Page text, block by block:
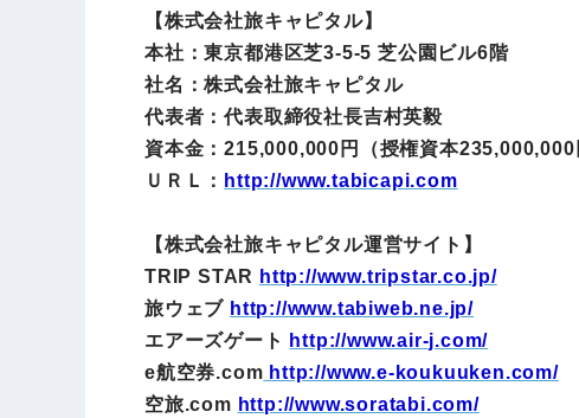
【株式会社旅キャピタル】
本社：東京都港区芝3-5-5 芝公園ビル6階
社名：株式会社旅キャピタル
代表者：代表取締役社長吉村英毅
資本金：215,000,000円（授権資本235,000,000
ＵＲＬ： http://www.tabicapi.com
【株式会社旅キャピタル運営サイト】
TRIP STAR http://www.tripstar.co.jp/
旅ウェブ http://www.tabiweb.ne.jp/
エアーズゲート
http://www.air-j.com/
e航空券.com http://www.e-koukuuken.com/
空旅.com http://www.soratabi.com/